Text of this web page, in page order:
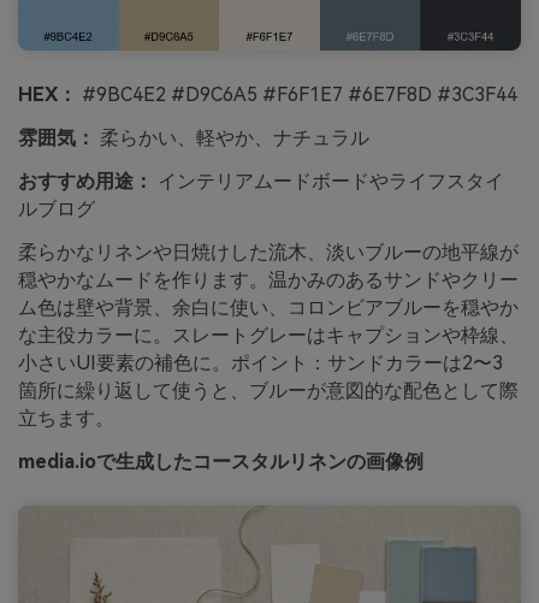
HEX： #9BC4E2 #D9C6A5 #F6F1E7 #6E7F8D #3C3F44
雰囲気： 柔らかい、軽やか、ナチュラル
おすすめ用途：
インテリアムードボードやライフスタイ
ルブログ
柔らかなリネンや日焼けした流木、淡いブルーの地平線が
穏やかなムードを作ります。温かみのあるサンドやクリー
ム色は壁や背景、余白に使い、コロンビアブルーを穏やか
な主役カラーに。スレートグレーはキャプションや枠線、
小さいUI要素の補色に。ポイント：サンドカラーは2〜3
箇所に繰り返して使うと、ブルーが意図的な配色として際
立ちます。
media.ioで生成したコースタルリネンの画像例